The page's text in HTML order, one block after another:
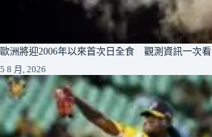
歐洲將迎2006年以來首次日全食 觀測資訊一次看
5 8 月, 2026